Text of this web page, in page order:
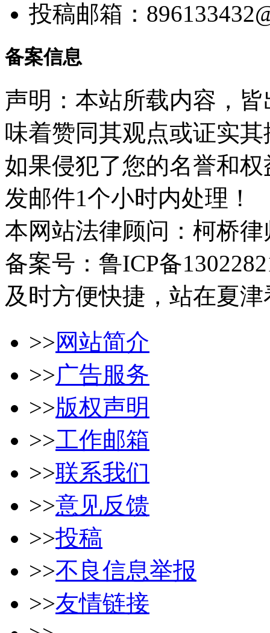
投稿邮箱：
备案信息
声明：本站所载内容，
味着赞同其观点或证实其
如果侵犯了您的名誉和
发邮件1个小时内处理！
本网站法律顾问：柯桥
备案号：鲁ICP备
及时方便快捷，站在夏
>>网站简介
>>广告服务
>>版权声明
>>工作邮箱
>>联系我们
>>意见反馈
>>投稿
>>不良信息举报
>>友情链接